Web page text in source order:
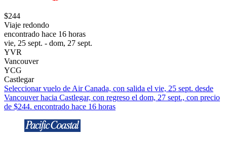
$244
Viaje redondo
encontrado hace 16 horas
vie, 25 sept. - dom, 27 sept.
YVR
Vancouver
YCG
Castlegar
Seleccionar vuelo de Air Canada, con salida el vie, 25 sept. desde
Vancouver hacia Castlegar, con regreso el dom, 27 sept., con precio
de $244. encontrado hace 16 horas